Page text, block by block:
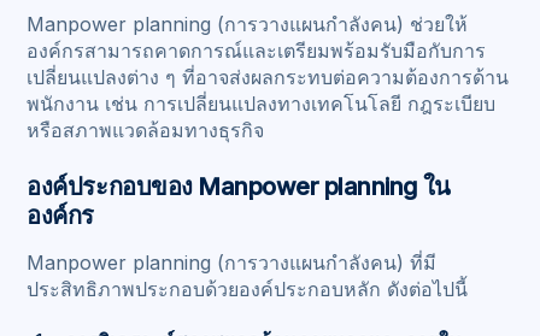
Manpower planning (การวางแผนกำลังคน) ช่วยให้
องค์กรสามารถคาดการณ์และเตรียมพร้อมรับมือกับการ
เปลี่ยนแปลงต่าง ๆ ที่อาจส่งผลกระทบต่อความต้องการด้าน
พนักงาน เช่น การเปลี่ยนแปลงทางเทคโนโลยี กฎระเบียบ
หรือสภาพแวดล้อมทางธุรกิจ
องค์ประกอบของ Manpower planning ใน
องค์กร
Manpower planning (การวางแผนกำลังคน) ที่มี
ประสิทธิภาพประกอบด้วยองค์ประกอบหลัก ดังต่อไปนี้